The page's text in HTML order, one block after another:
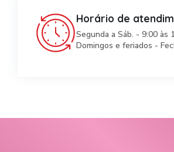
Horário de
Segunda a Sáb. - 9:00 às
Domingos e feriados -